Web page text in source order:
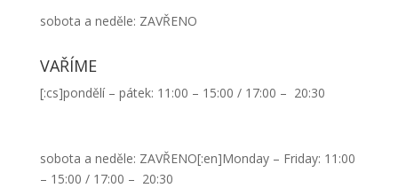
sobota a neděle: ZAVŘENO
VAŘÍME
[:cs]pondělí – pátek: 11:00 – 15:00 / 17:00 – 20:30
sobota a neděle: ZAVŘENO[:en]Monday – Friday: 11:00
– 15:00 / 17:00 – 20:30